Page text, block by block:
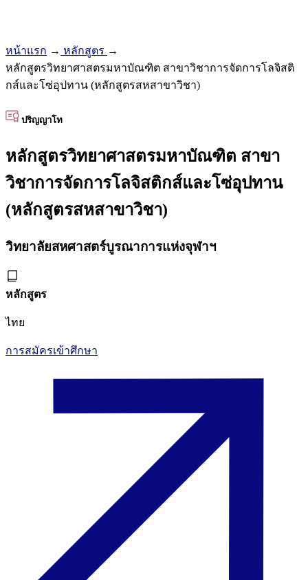
หน้าแรก → หลักสูตร →
หลักสูตรวิทยาศาสตรมหาบัณฑิต สาขาวิชาการจัดการโลจิสติ
กส์และโซ่อุปทาน (หลักสูตรสหสาขาวิชา)
ปริญญาโท
หลักสูตรวิทยาศาสตรมหาบัณฑิต สาขา
วิชาการจัดการโลจิสติกส์และโซ่อุปทาน
(หลักสูตรสหสาขาวิชา)
วิทยาลัยสหศาสตร์บูรณาการแห่งจุฬาฯ
หลักสูตร
ไทย
การสมัครเข้าศึกษา